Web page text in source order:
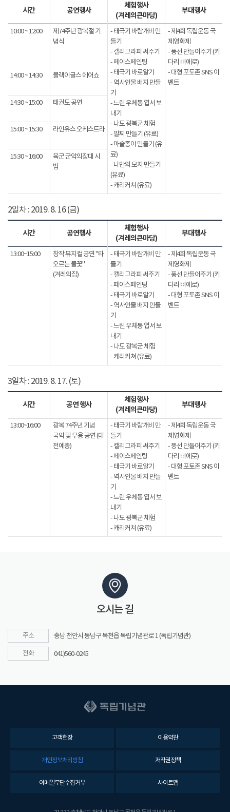
시간 공연행사
체험행사
(겨레의큰마당)
부대행사
10:00 ~ 12:00
제74주년 광복절 기
념식
- 태극기 바람개비 만
들기
- 캘리그라피 써주기
- 페이스페인팅
- 태극기 바로알기
- 역사인물 배지 만들
기
- 느린 우체통 엽서 보
내기
- 나도 광복군 체험
- 팔찌 만들기 (유료)
- 마술종이 만들기 (유
료)
- 나만의 모자 만들기
(유료)
- 캐리커쳐 (유료)
- 제4회 독립운동 국
제영화제
- 풍선 만들어주기 (키
다리 삐에로)
- 대형 포토존 SNS 이
벤트
14:00 ~ 14:30 블랙이글스 에어쇼
14:30 ~ 15:00 태권도 공연
15:00 ~ 15:30 라인유스 오케스트라
15:30 ~ 16:00
육군 군악의장대 시
범
2일차 : 2019. 8. 16 (금)
시간 공연행사
체험행사
(겨레의큰마당)
부대행사
13:00~15:00
창작 뮤지컬 공연 "타
오르는 불꽃"
(겨레의집)
- 태극기 바람개비 만
들기
- 캘리그라피 써주기
- 페이스페인팅
- 태극기 바로알기
- 역사인물 배지 만들
기
- 느린 우체통 엽서 보
내기
- 나도 광복군 체험
- 캐리커쳐 (유료)
- 제4회 독립운동 국
제영화제
- 풍선 만들어주기 (키
다리 삐에로)
- 대형 포토존 SNS 이
벤트
3일차 : 2019. 8. 17. (토)
시간 공연 행사
체험행사
(겨레의큰마당)
부대행사
13:00~16:00
광복 74주년 기념
국악 및 무용 공연 (대
전예총)
- 태극기 바람개비 만
들기
- 캘리그라피 써주기
- 페이스페인팅
- 태극기 바로알기
- 역사인물 배지 만들
기
- 느린 우체통 엽서 보
내기
- 나도 광복군 체험
- 캐리커쳐 (유료)
- 제4회 독립운동 국
제영화제
- 풍선 만들어주기 (키
다리 삐에로)
- 대형 포토존 SNS 이
벤트
오시는 길
주소 충남 천안시 동남구 목천읍 독립기념관로 1 (독립기념관)
전화 041)560-0245
고객헌장 이용약관
개인정보처리방침 저작권정책
이메일무단수집거부 사이트맵